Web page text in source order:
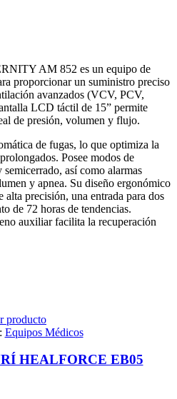
AM 852 es un equipo de
proporcionar un suministro preciso
avanzados (VCV, PCV,
LCD táctil de 15” permite
de presión, volumen y flujo.
de fugas, lo que optimiza la
Posee modos de
así como alarmas
y apnea. Su diseño ergonómico
precisión, una entrada para dos
de 72 horas de tendencias.
auxiliar facilita la recuperación
producto
Equipos Médicos
HEALFORCE EB05